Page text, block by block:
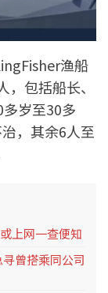
渔船
包括船长、
岁至30多
，其余6人至
上网一查便知
曾搭乘同公司